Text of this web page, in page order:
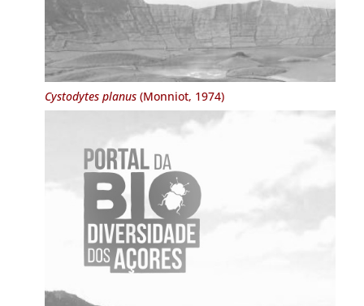
Cystodytes planus(Monniot, 1974)